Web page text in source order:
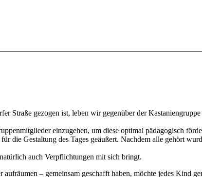
Straße gezogen ist, leben wir gegenüber der
einzugehen, um diese optimal pädagogisch
die Gestaltung des Tages geäußert. Nachdem alle gehört
auch Verpflichtungen mit sich bringt.
– gemeinsam geschafft haben, möchte jedes Kind